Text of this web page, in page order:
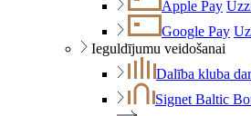
Apple Pay
Google Pay
Ieguldījumu veidošanai
Dalība kluba
Signet Baltic